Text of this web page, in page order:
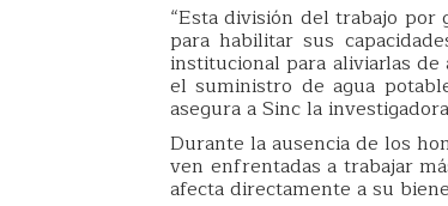
“Esta división del trabajo
para habilitar sus
institucional para aliviarlas
el suministro de agua
asegura a Sinc la
Durante la ausencia de los
ven enfrentadas a trabajar
afecta directamente a su